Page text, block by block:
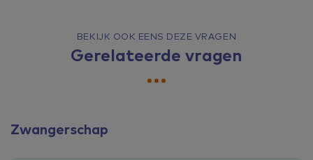
BEKIJK OOK EENS DEZE VRAGEN
Gerelateerde vragen
Zwangerschap